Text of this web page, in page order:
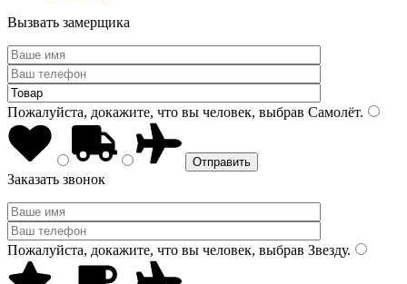
Вызвать замерщика
Пожалуйста, докажите, что вы человек, выбрав Самолёт.
Заказать звонок
Пожалуйста, докажите, что вы человек, выбрав Звезду.